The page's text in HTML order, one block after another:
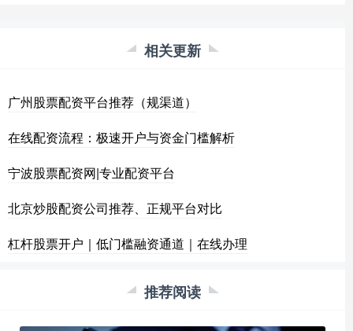
相关更新
广州股票配资平台推荐（规渠道）
在线配资流程：极速开户与资金门槛解析
宁波股票配资网|专业配资平台
北京炒股配资公司推荐、正规平台对比
杠杆股票开户｜低门槛融资通道｜在线办理
推荐阅读